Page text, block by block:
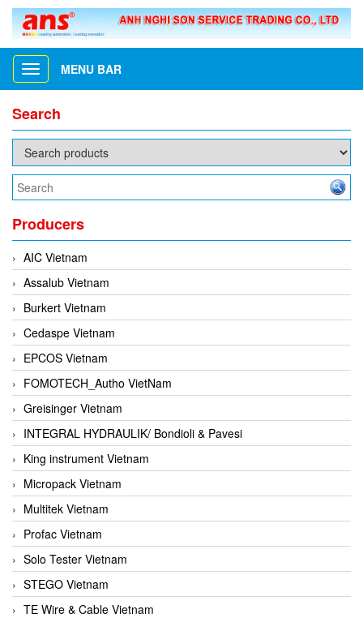
Toggle
navigation
MENU BAR
Search
Producers
AIC Vietnam
Assalub Vietnam
Burkert Vietnam
Cedaspe Vietnam
EPCOS Vietnam
FOMOTECH_Autho VietNam
Greisinger Vietnam
INTEGRAL HYDRAULIK/ Bondioli & Pavesi
King instrument Vietnam
Micropack Vietnam
Multitek Vietnam
Profac Vietnam
Solo Tester Vietnam
STEGO Vietnam
TE Wire & Cable Vietnam